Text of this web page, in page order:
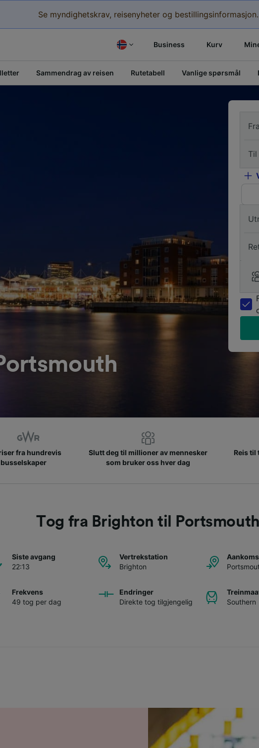
Se myndighetskrav, reisenyheter og bestillingsinformasjon.
Business Kurv
Sammendrag av reisen Rutetabell Vanlige spørsmål
Til
fra hundrevis
Slutt deg til millioner av mennesker
som bruker oss hver dag
Reis til
Tog fra Brighton til
Siste avgang
22:13
Vertrekstation
Brighton
Frekvens
49 tog per dag
Endringer
Direkte tog tilgjengelig
Southern